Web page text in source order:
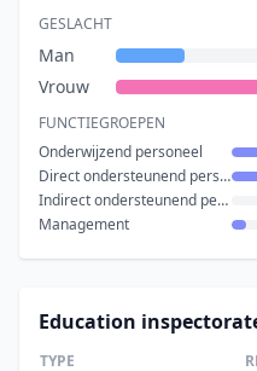
GESLACHT
Man
Vrouw
FUNCTIEGROEPEN
Onderwijzend personeel
Direct ondersteunend personeel
Indirect ondersteunend personeel
Management
Education
TYPE